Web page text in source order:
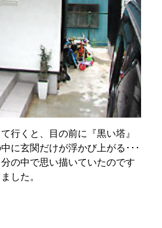
行くと、目の前に『黒い塔』
に玄関だけが浮かび上がる･･･
の中で思い描いていたのです
した。